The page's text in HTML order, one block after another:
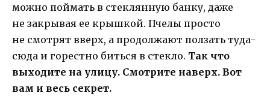
можно поймать в стеклянную банку, даже
не закрывая ее крышкой. Пчелы просто
не смотрят вверх, а продолжают ползать туда-
сюда и горестно биться в стекло. Так что
выходите на улицу. Смотрите наверх. Вот
вам и весь секрет.